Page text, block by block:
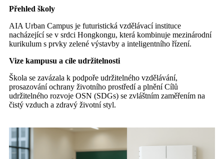
Přehled školy
AIA Urban Campus je futuristická vzdělávací instituce
nacházející se v srdci Hongkongu, která kombinuje mezinárodní
kurikulum s prvky zelené výstavby a inteligentního řízení.
Vize kampusu a cíle udržitelnosti
Škola se zavázala k podpoře udržitelného vzdělávání,
prosazování ochrany životního prostředí a plnění Cílů
udržitelného rozvoje OSN (SDGs) se zvláštním zaměřením na
čistý vzduch a zdravý životní styl.